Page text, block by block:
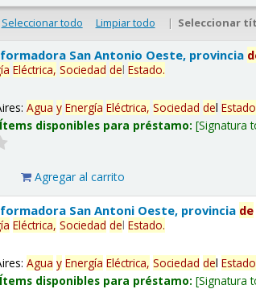
Seleccionar todo Limpiar todo | Seleccionar
San Antonio Oeste, provincia
Eléctrica, Sociedad delEstado.
Agua y Energía Eléctrica, Sociedad delEstado
Ítems disponibles para préstamo: Signatura
Agregar al carrito
San Antoni Oeste, provincia de
Eléctrica, Sociedad delEstado.
Agua y Energía Eléctrica, Sociedad delEstado
Ítems disponibles para préstamo: Signatura